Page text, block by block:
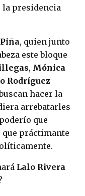
la presidencia
, quien junto
este bloque
, Mónica
Rodríguez
hacer la
arrebatarles
que
práctimante
Lalo Rivera